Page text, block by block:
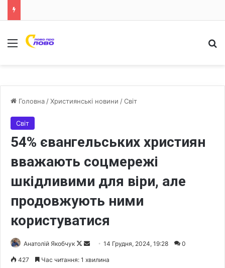
Меню
Головна /Християнські новини /Світ
Світ
54% євангельських християн
вважають соцмережі
шкідливими для віри, але
продовжують ними
користуватися
Анатолій Якобчук
F
14 Грудня, 2024, 19:28 0
427 Час читання: 1 хвилина